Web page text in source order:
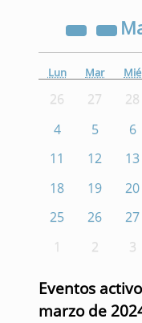
Lun Mar Mié
26 27 28
4
5 6
11
12 13
18
19 20
25
26 27
1
2 3
Eventos
marzo de